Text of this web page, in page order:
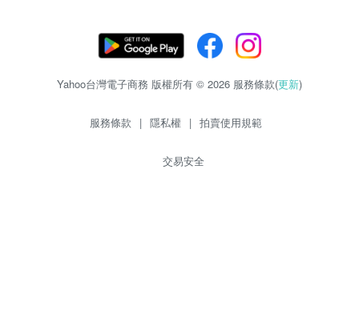
Yahoo台灣電子商務 版權所有 © 2026 服務條款(更新)
服務條款 | 隱私權 | 拍賣使用規範
交易安全